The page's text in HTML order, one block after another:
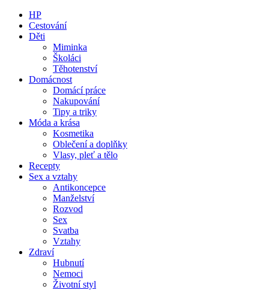
HP
Cestování
Děti
Miminka
Školáci
Těhotenství
Domácnost
Domácí práce
Nakupování
Tipy a triky
Móda a krása
Kosmetika
Oblečení a doplňky
Vlasy, pleť a tělo
Recepty
Sex a vztahy
Antikoncepce
Manželství
Rozvod
Sex
Svatba
Vztahy
Zdraví
Hubnutí
Nemoci
Životní styl